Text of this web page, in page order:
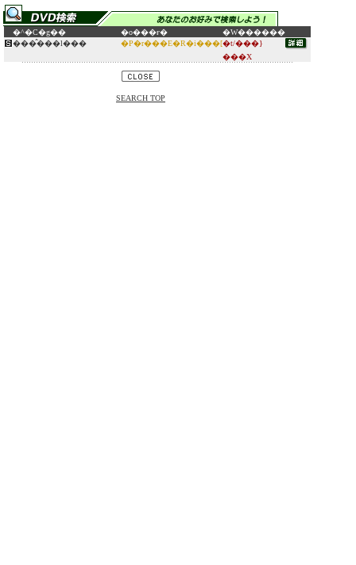
�^�C�g�� �o���ғ�
�W������
���̂���l���
�P�r���E�R�i���[�t/���}
���X
SEARCH TOP